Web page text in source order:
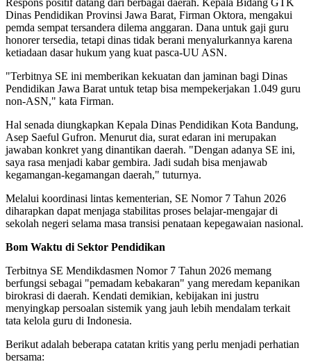
Respons positif datang dari berbagai daerah. Kepala Bidang GTK
Dinas Pendidikan Provinsi Jawa Barat, Firman Oktora, mengakui
pemda sempat tersandera dilema anggaran. Dana untuk gaji guru
honorer tersedia, tetapi dinas tidak berani menyalurkannya karena
ketiadaan dasar hukum yang kuat pasca-UU ASN.
"Terbitnya SE ini memberikan kekuatan dan jaminan bagi Dinas
Pendidikan Jawa Barat untuk tetap bisa mempekerjakan 1.049 guru
non-ASN," kata Firman.
Hal senada diungkapkan Kepala Dinas Pendidikan Kota Bandung,
Asep Saeful Gufron. Menurut dia, surat edaran ini merupakan
jawaban konkret yang dinantikan daerah. "Dengan adanya SE ini,
saya rasa menjadi kabar gembira. Jadi sudah bisa menjawab
kegamangan-kegamangan daerah," tuturnya.
Melalui koordinasi lintas kementerian, SE Nomor 7 Tahun 2026
diharapkan dapat menjaga stabilitas proses belajar-mengajar di
sekolah negeri selama masa transisi penataan kepegawaian nasional.
Bom Waktu di Sektor Pendidikan
Terbitnya SE Mendikdasmen Nomor 7 Tahun 2026 memang
berfungsi sebagai "pemadam kebakaran" yang meredam kepanikan
birokrasi di daerah. Kendati demikian, kebijakan ini justru
menyingkap persoalan sistemik yang jauh lebih mendalam terkait
tata kelola guru di Indonesia.
Berikut adalah beberapa catatan kritis yang perlu menjadi perhatian
bersama: